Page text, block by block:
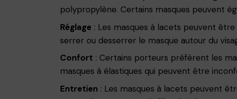
polypropylène. Certains masques peuvent
Réglage : Les masques à lacets peuvent
serrer ou desserrer le masque autour du
Confort : Certains porteurs préfèrent les
masques à élastiques qui peuvent être
Entretien : Les masques à lacets peuvent